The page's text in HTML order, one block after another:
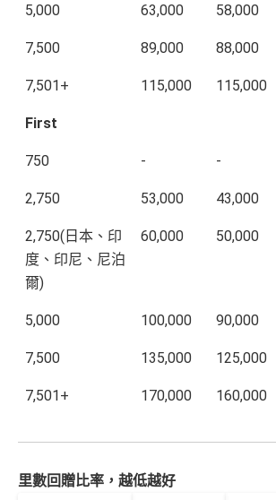
5,000 63,000 58,000
7,500 89,000 88,000
7,501+ 115,000 115,000
First
750 - -
2,750 53,000 43,000
2,750(日本、印
度、印尼、尼泊
爾)
60,000 50,000
5,000 100,000 90,000
7,500 135,000 125,000
7,501+ 170,000 160,000
里數回贈比率，越低越好